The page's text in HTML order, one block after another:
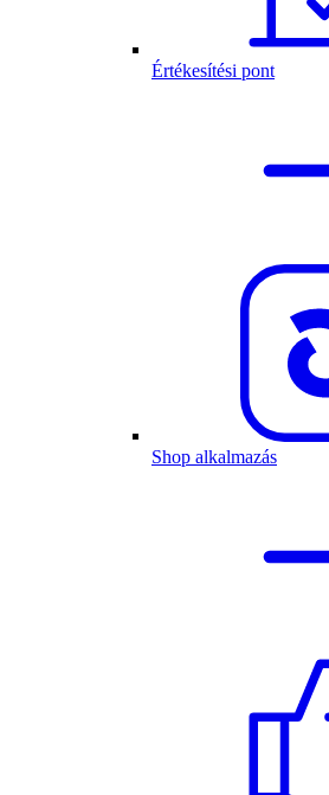
Értékesítési pont
Shop alkalmazás